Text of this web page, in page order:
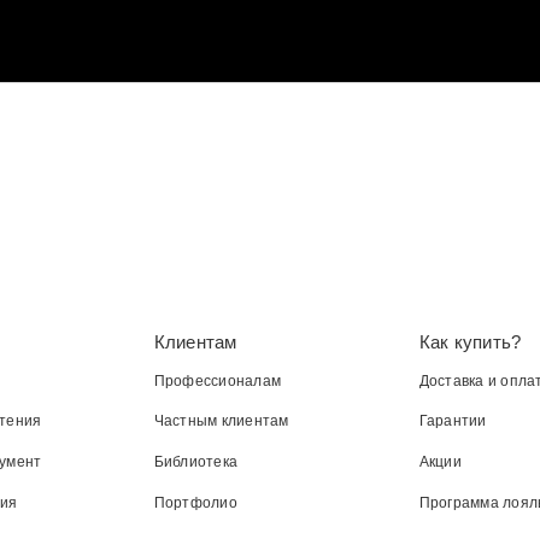
Клиентам
Профессионалам
Частным клиентам
Библиотека
Портфолио
Как купить?
Доставка и
Гарантии
Акции
Программа